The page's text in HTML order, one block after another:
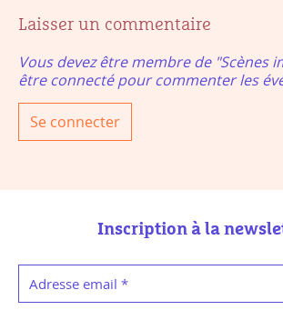
Laisser un commentaire
Vous devez être membre de "Scènes
être connecté pour commenter les
Se connecter
Inscription à la
Adresse email *